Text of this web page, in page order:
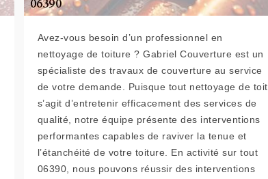
Avez-vous besoin d’un professionnel en
nettoyage de toiture ? Gabriel Couverture est un
spécialiste des travaux de couverture au service
de votre demande. Puisque tout nettoyage de toit
s’agit d’entretenir efficacement des services de
qualité, notre équipe présente des interventions
performantes capables de raviver la tenue et
l’étanchéité de votre toiture. En activité sur tout
06390, nous pouvons réussir des interventions